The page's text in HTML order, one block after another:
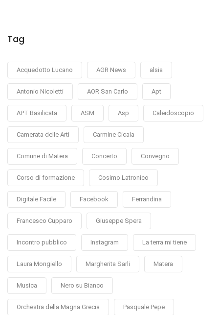
Tag
Acquedotto Lucano AGR News alsia
Antonio Nicoletti AOR San Carlo Apt
APT Basilicata ASM Asp Caleidoscopio
Camerata delle Arti Carmine Cicala
Comune di Matera Concerto Convegno
Corso di formazione Cosimo Latronico
Digitale Facile Facebook Ferrandina
Francesco Cupparo Giuseppe Spera
Incontro pubblico Instagram La terra mi tiene
Laura Mongiello Margherita Sarli Matera
Musica Nero su Bianco
Orchestra della Magna Grecia Pasquale Pepe